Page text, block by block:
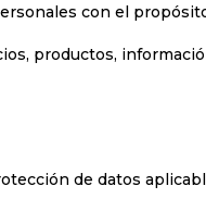
con el
productos,
de datos